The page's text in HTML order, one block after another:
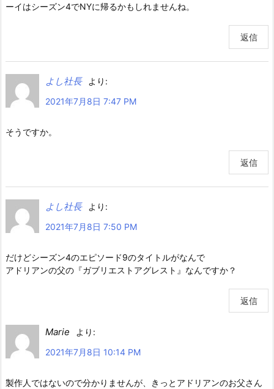
ーイはシーズン4でNYに帰るかもしれませんね。
返信
よし社長
より:
2021年7月8日 7:47 PM
そうですか。
返信
よし社長
より:
2021年7月8日 7:50 PM
だけどシーズン4のエピソード9のタイトルがなんで
アドリアンの父の『ガブリエストアグレスト』なんですか？
返信
Marie
より:
2021年7月8日 10:14 PM
製作人ではないので分かりませんが、きっとアドリアンのお父さん